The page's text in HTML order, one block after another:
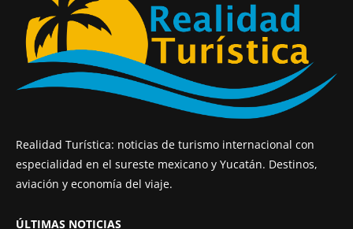
Realidad Turística: noticias de turismo internacional con
especialidad en el sureste mexicano y Yucatán. Destinos,
aviación y economía del viaje.
ÚLTIMAS NOTICIAS